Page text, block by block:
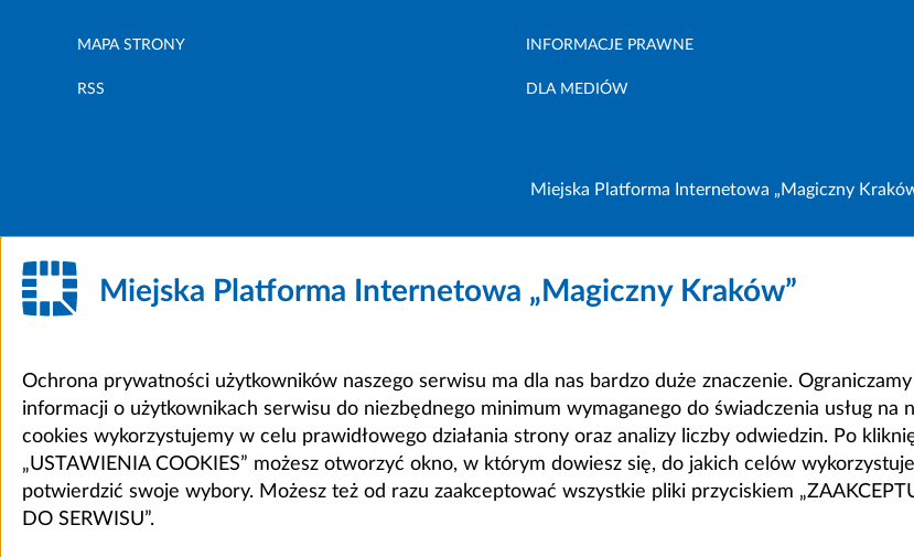
MAPA STRONY INFORMACJE PRAWNE
RSS DLA MEDIÓW
Miejska Platforma Internetowa „Magiczny
Miejska Platforma Internetowa „Magiczny Kraków”
Ochrona prywatności użytkowników naszego serwisu ma dla nas bardzo duże znaczenie.
informacji o użytkownikach serwisu do niezbędnego minimum wymaganego do świadczenia usług na
cookies wykorzystujemy w celu prawidłowego działania strony oraz analizy liczby odwiedzin. Po
„USTAWIENIA COOKIES” możesz otworzyć okno, w którym dowiesz się, do jakich celów
potwierdzić swoje wybory. Możesz też od razu zaakceptować wszystkie pliki przyciskiem
DO SERWISU”.